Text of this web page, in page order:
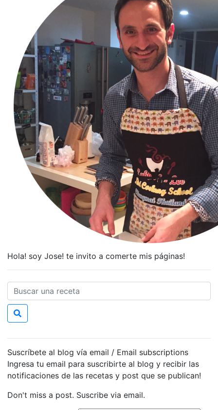
Hola! soy Jose! te invito a comerte mis páginas!
Suscríbete al blog vía email / Email subscriptions
Ingresa tu email para suscribirte al blog y recibir las
notificaciones de las recetas y post que se publican!
Don't miss a post. Suscribe via email.